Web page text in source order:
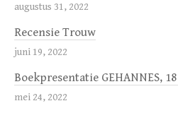
augustus 31, 2022
Recensie Trouw
juni 19, 2022
Boekpresentatie GEHANNES,
mei 24, 2022